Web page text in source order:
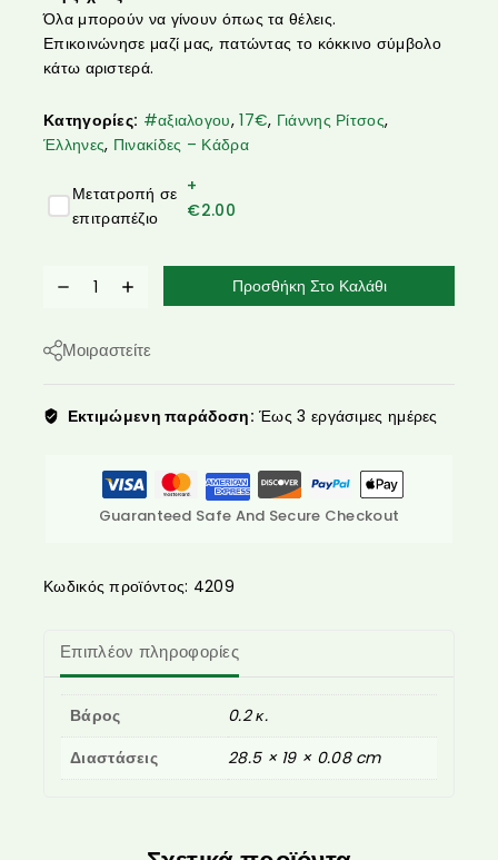
Όλα μπορούν να γίνουν όπως τα θέλεις.
Επικοινώνησε μαζί μας, πατώντας το κόκκινο σύμβολο
κάτω αριστερά.
Κατηγορίες: #αξιαλογου,17€, Γιάννης Ρίτσος,
Έλληνες, Πινακίδες – Κάδρα
Μετατροπή σε
επιτραπέζιο
+
€2.00
Προσθήκη Στο Καλάθι
Μοιραστείτε
Εκτιμώμενη παράδοση: Έως 3 εργάσιμες ημέρες
Guaranteed Safe And Secure Checkout
Κωδικός προϊόντος: 4209
Επιπλέον πληροφορίες
Βάρος
0.2 κ.
Διαστάσεις
28.5 × 19 × 0.08 cm